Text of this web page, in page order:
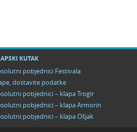
KUTAK
pobjednici Festivala
dostavite podatke
pobjednici – klapa Trogir
pobjednici – klapa Armorin
pobjednici – klapa Ošjak